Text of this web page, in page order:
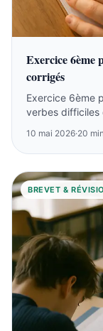
Exercice 6ème
corrigés
Exercice 6ème
verbes difficiles
10 mai 2026·20 min
BREVET &